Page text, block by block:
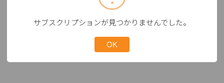
サブスクリプションが見つかりませんでした。
OK